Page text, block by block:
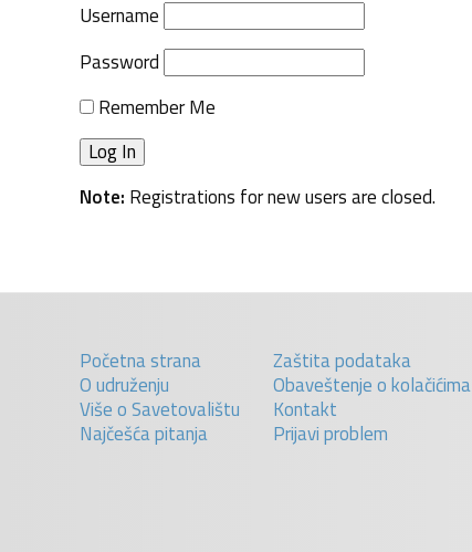
Username
Password
Remember Me
Note: Registrations for new users are closed.
Početna strana
O udruženju
Više o Savetovalištu
Najčešća pitanja
Zaštita podataka
Obaveštenje o kolačićima
Kontakt
Prijavi problem